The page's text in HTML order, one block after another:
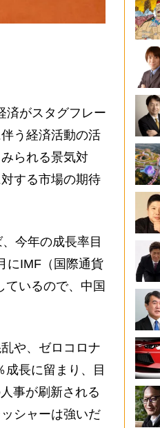
がスタグフレー
う経済活動の活
られる景気対
する市場の期待
今年の成長率目
にIMF（国際通貨
ているので、中国
や、ゼロコロナ
成長に留まり、目
事が刷新される
シャーは強いだ